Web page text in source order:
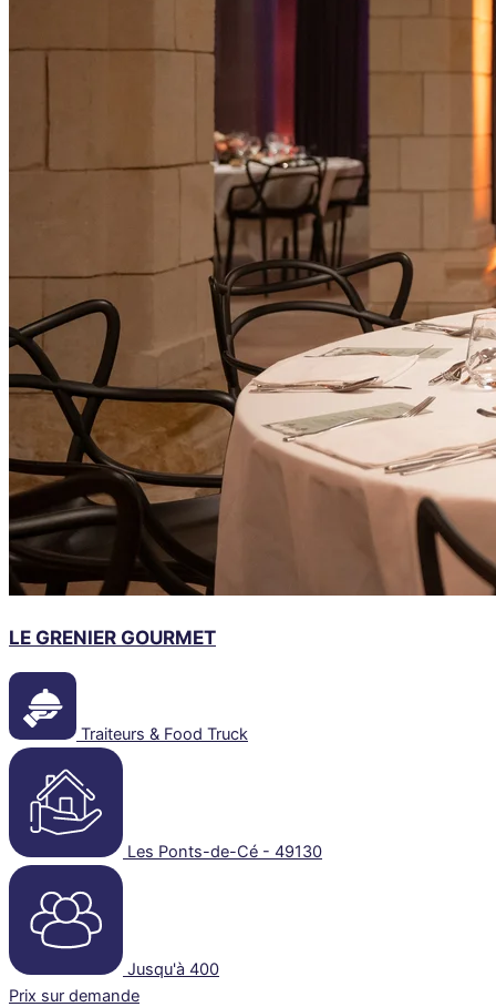
LE GRENIER GOURMET
Traiteurs & Food Truck
Les Ponts-de-Cé - 49130
Jusqu'à 400
Prix sur demande